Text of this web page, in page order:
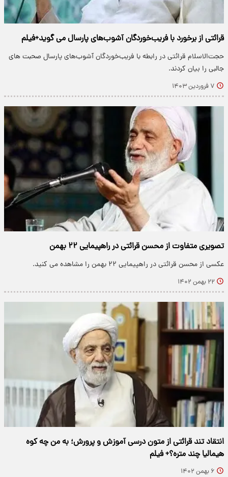
قرائتی از برخورد با فریب‌خوردگان آشوب‌های پارسال می گوید+فیلم
حجت‌الاسلام قرائتی در رابطه با فریب‌خوردگان آشوب‌های پارسال صحبت های
جالبی را بیان کردند.
۷ فروردین ۱۴۰۳
تصویری متفاوت از محسن قرائتی در راهپیمایی ۲۲ بهمن
عکسی از محسن قرائتی در راهپیمایی ۲۲ بهمن را مشاهده می کنید.
۲۲ بهمن ۱۴۰۲
انتقاد تند قرائتی از متون درسی آموزش و پرورش؛ به من چه کوه
هیمالیا چند متره؟+ فیلم
۶ بهمن ۱۴۰۲